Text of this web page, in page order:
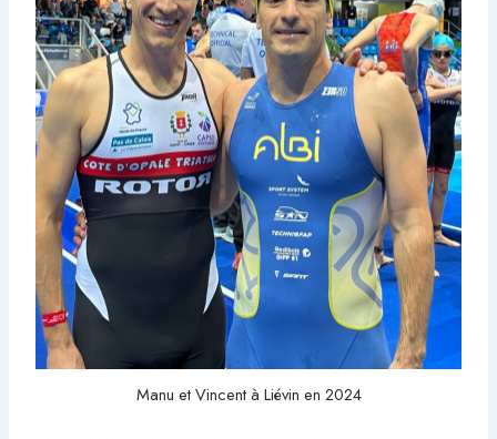
Manu et Vincent à Liévin en 2024